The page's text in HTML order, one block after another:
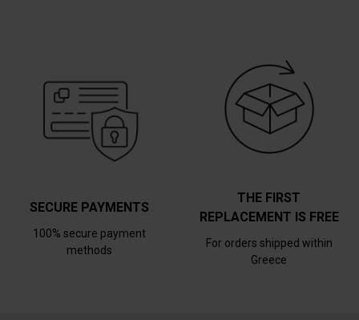
SECURE PAYMENTS
100% secure payment
methods
THE FIRST
REPLACEMENT IS FREE
For orders shipped within
Greece